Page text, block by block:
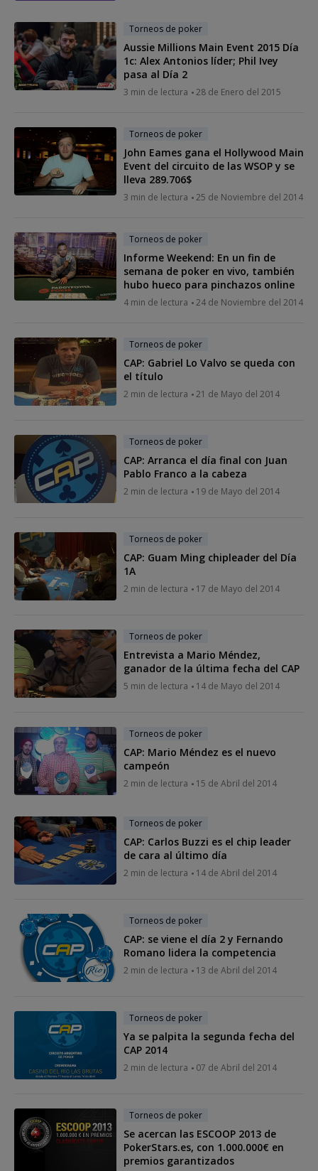
Torneos de poker
Aussie Millions Main Event 2015 Día
1c: Alex Antonios líder; Phil Ivey
pasa al Día 2
3 min de lectura 28 de Enero del 2015
Torneos de poker
John Eames gana el Hollywood Main
Event del circuito de las WSOP y se
lleva 289.706$
3 min de lectura 25 de Noviembre del 2014
Torneos de poker
Informe Weekend: En un fin de
semana de poker en vivo, también
hubo hueco para pinchazos online
4 min de lectura 24 de Noviembre del 2014
Torneos de poker
CAP: Gabriel Lo Valvo se queda con
el título
2 min de lectura 21 de Mayo del 2014
Torneos de poker
CAP: Arranca el día final con Juan
Pablo Franco a la cabeza
2 min de lectura 19 de Mayo del 2014
Torneos de poker
CAP: Guam Ming chipleader del Día
1A
2 min de lectura 17 de Mayo del 2014
Torneos de poker
Entrevista a Mario Méndez,
ganador de la última fecha del CAP
5 min de lectura 14 de Mayo del 2014
Torneos de poker
CAP: Mario Méndez es el nuevo
campeón
2 min de lectura 15 de Abril del 2014
Torneos de poker
CAP: Carlos Buzzi es el chip leader
de cara al último día
2 min de lectura 14 de Abril del 2014
Torneos de poker
CAP: se viene el día 2 y Fernando
Romano lidera la competencia
2 min de lectura 13 de Abril del 2014
Torneos de poker
Ya se palpita la segunda fecha del
CAP 2014
2 min de lectura 07 de Abril del 2014
Torneos de poker
Se acercan las ESCOOP 2013 de
PokerStars.es, con 1.000.000€ en
premios garantizados